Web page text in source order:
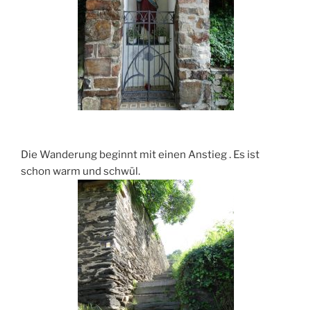
Die Wanderung beginnt mit einen Anstieg . Es ist
schon warm und schwül.